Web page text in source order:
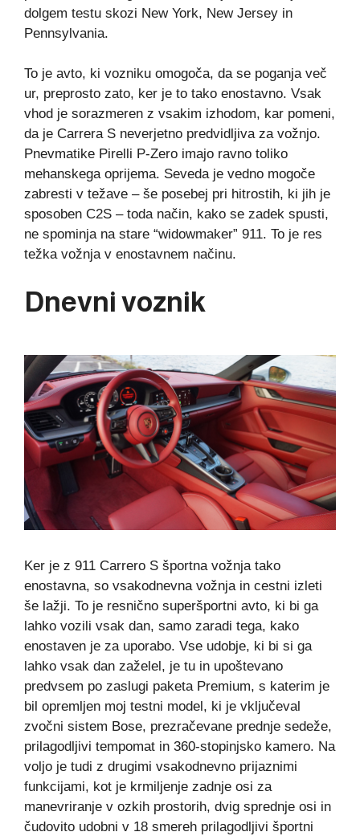
dolgem testu skozi New York, New Jersey in
Pennsylvania.
To je avto, ki vozniku omogoča, da se poganja več
ur, preprosto zato, ker je to tako enostavno. Vsak
vhod je sorazmeren z vsakim izhodom, kar pomeni,
da je Carrera S neverjetno predvidljiva za vožnjo.
Pnevmatike Pirelli P-Zero imajo ravno toliko
mehanskega oprijema. Seveda je vedno mogoče
zabresti v težave – še posebej pri hitrostih, ki jih je
sposoben C2S – toda način, kako se zadek spusti,
ne spominja na stare “widowmaker” 911. To je res
težka vožnja v enostavnem načinu.
Dnevni voznik
Ker je z 911 Carrero S športna vožnja tako
enostavna, so vsakodnevna vožnja in cestni izleti
še lažji. To je resnično superšportni avto, ki bi ga
lahko vozili vsak dan, samo zaradi tega, kako
enostaven je za uporabo. Vse udobje, ki bi si ga
lahko vsak dan zaželel, je tu in upoštevano
predvsem po zaslugi paketa Premium, s katerim je
bil opremljen moj testni model, ki je vključeval
zvočni sistem Bose, prezračevane prednje sedeže,
prilagodljivi tempomat in 360-stopinjsko kamero. Na
voljo je tudi z drugimi vsakodnevno prijaznimi
funkcijami, kot je krmiljenje zadnje osi za
manevriranje v ozkih prostorih, dvig sprednje osi in
čudovito udobni v 18 smereh prilagodljivi športni